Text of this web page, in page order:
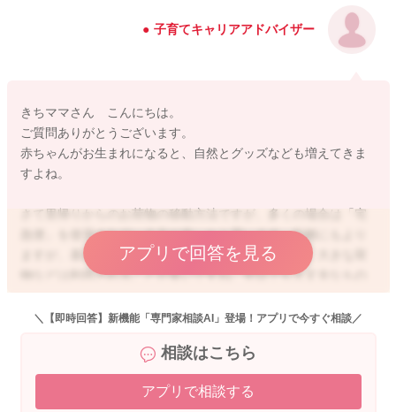
子育てキャリアアドバイザー
きちママさん こんにちは。
ご質問ありがとうございます。
赤ちゃんがお生まれになると、自然とグッズなども増えてきま
すよね。
さて里帰りからのお荷物の移動方法ですが、多くの場合は「宅
急便」を使用されている方が多いかと思います。距離にもより
ますが、基本的に翌日の希望時間を指定できるので、大きな荷
物などは利用されることが多いですね。翌日でも大丈夫なもの
として、ベビーバスなどは前日に早めに沐浴し、荷物を出すと
翌日に受け取ることができるので安心です。
りのものは優先的にトランクに入れていただくと安心です。
ママのお洋服や赤ちゃんのお着替えなどは荷物として発送され
るとトランクのスペースも確保できるのでおすすめです。
アプリで回答を見る
＼【即時回答】新機能「専門家相談AI」登場！アプリで今すぐ相談／
相談はこちら
アプリで相談する